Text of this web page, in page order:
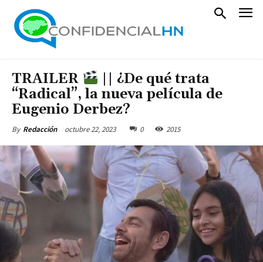
TRAILER
|| ¿De qué trata
“Radical”, la nueva película de
Eugenio Derbez?
By Redacción octubre 22, 2023 0 2015